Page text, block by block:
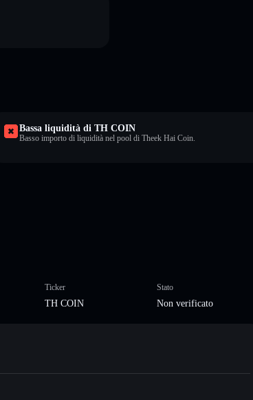
Bassa liquidità di TH COIN
Basso importo di liquidità nel pool di Theek Hai Coin.
Ticker
TH COIN
Stato
Non verificato